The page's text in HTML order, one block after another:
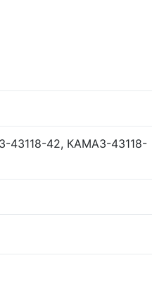
43118-42, КАМАЗ-43118-